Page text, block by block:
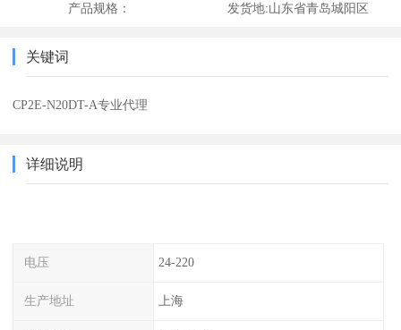
产品规格： 发货地:山东省青岛城阳区
关键词
CP2E-N20DT-A专业代理
详细说明
电压 24-220
生产地址 上海